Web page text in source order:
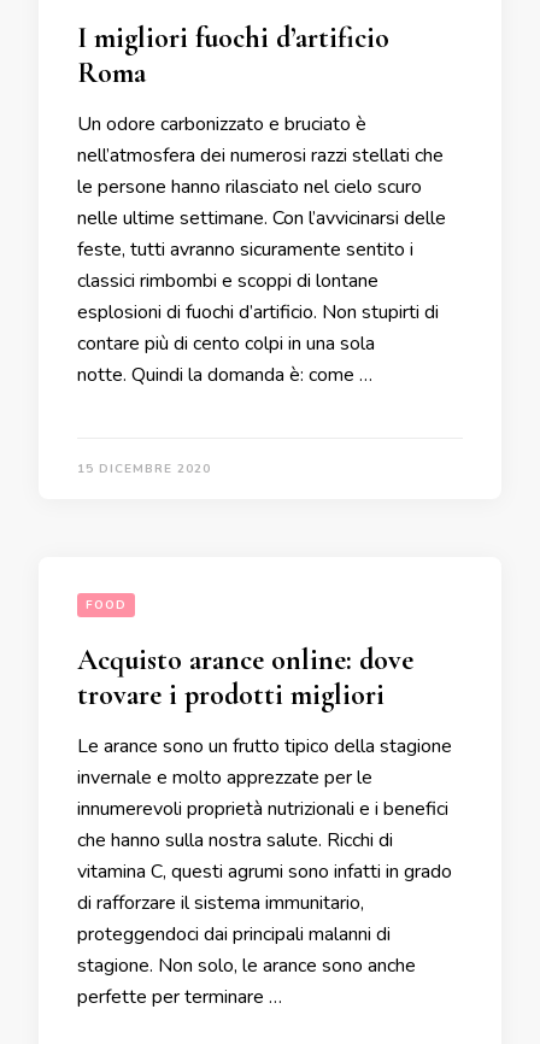
I migliori fuochi d’artificio
Roma
Un odore carbonizzato e bruciato è
nell’atmosfera dei numerosi razzi stellati che
le persone hanno rilasciato nel cielo scuro
nelle ultime settimane. Con l’avvicinarsi delle
feste, tutti avranno sicuramente sentito i
classici rimbombi e scoppi di lontane
esplosioni di fuochi d’artificio. Non stupirti di
contare più di cento colpi in una sola
notte. Quindi la domanda è: come …
15 DICEMBRE 2020
FOOD
Acquisto arance online: dove
trovare i prodotti migliori
Le arance sono un frutto tipico della stagione
invernale e molto apprezzate per le
innumerevoli proprietà nutrizionali e i benefici
che hanno sulla nostra salute. Ricchi di
vitamina C, questi agrumi sono infatti in grado
di rafforzare il sistema immunitario,
proteggendoci dai principali malanni di
stagione. Non solo, le arance sono anche
perfette per terminare …